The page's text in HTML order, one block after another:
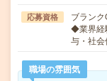
応募資格
ブラン
◆業界経
与・社
職場の雰囲気